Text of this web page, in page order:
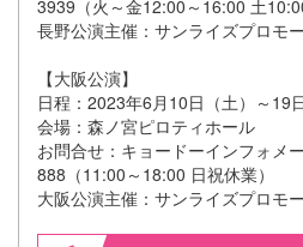
3939（火～金12:00～16:00 土
長野公演主催：サンライズプロモ
【大阪公演】
日程：2023年6月10日（土）～19
会場：森ノ宮ピロティホール
お問合せ：キョードーインフォメ
888（11:00～18:00 日祝休業）
大阪公演主催：サンライズプロモ